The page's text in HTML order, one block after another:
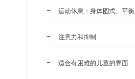
运动休息：身体图式、平衡
注意力和抑制
适合有困难的儿童的界面